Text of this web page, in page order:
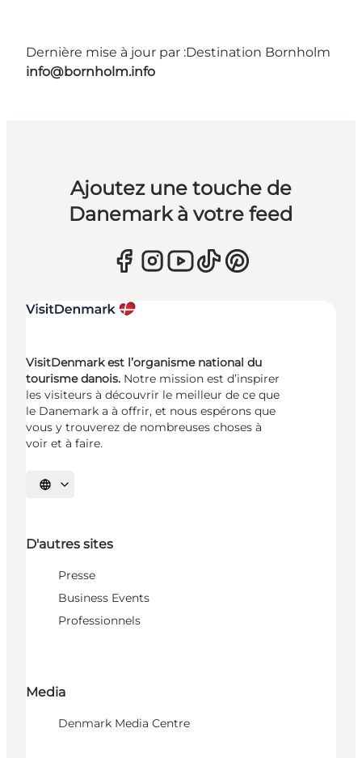
Dernière mise à jour par :Destination Bornholm
info@bornholm.info
Ajoutez une touche de
Danemark à votre feed
VisitDenmark est l’organisme national du
tourisme danois. Notre mission est d’inspirer
les visiteurs à découvrir le meilleur de ce que
le Danemark a à offrir, et nous espérons que
vous y trouverez de nombreuses choses à
voir et à faire.
Choisissez la langue
D'autres sites
Presse
Business Events
Professionnels
Media
Denmark Media Centre